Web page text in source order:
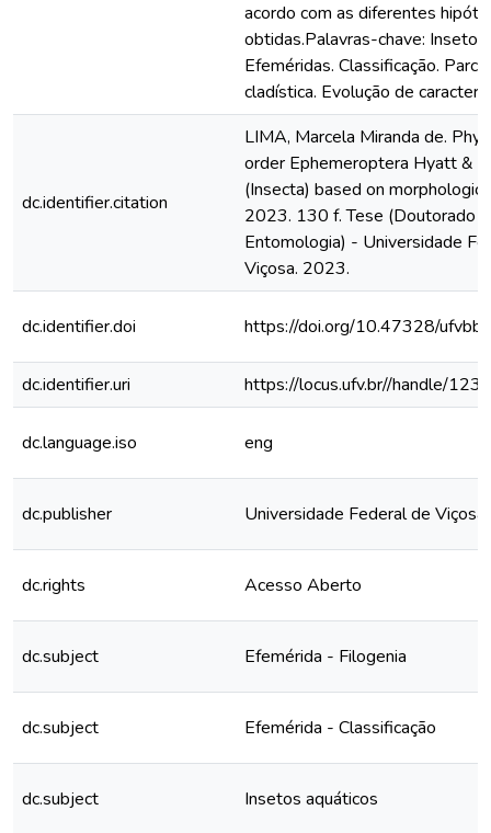
acordo com as diferentes
obtidas.Palavras-chave: Insetos
Efeméridas. Classificação.
cladística. Evolução de
dc.identifier.citation
LIMA, Marcela Miranda de.
order Ephemeroptera Hyatt &
(Insecta) based on
2023. 130 f. Tese (Doutorado
Entomologia) - Universidade
Viçosa. 2023.
dc.identifier.doi https://doi.org/10.47328/
dc.identifier.uri https://locus.ufv.br//handle/
dc.language.iso eng
dc.publisher Universidade Federal de Viçosa
dc.rights Acesso Aberto
dc.subject Efemérida - Filogenia
dc.subject Efemérida - Classificação
dc.subject Insetos aquáticos